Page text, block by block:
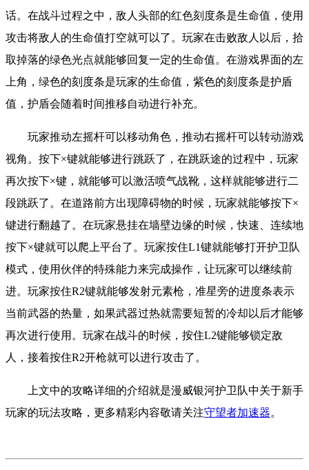
话。在战斗过程之中，敌人头部的红色刻度条是生命值，使用
攻击将敌人的生命值打空就可以了。玩家在击败敌人以后，拾
取掉落的绿色光点就能够回复一定的生命值。在游戏界面的左
上角，绿色的刻度条是玩家的生命值，紫色的刻度条是护盾
值，护盾会随着时间推移自动进行补充。
玩家推动左摇杆可以移动角色，推动右摇杆可以转动游戏
视角。按下×键就能够进行跳跃了，在跳跃途的过程中，玩家
再次按下×键，就能够可以激活喷气战靴，这样就能够进行二
段跳跃了。在道路前方出现障碍物的时候，玩家就能够按下×
键进行翻越了。在玩家悬挂在墙壁边缘的时候，快速、连续地
按下×键就可以爬上平台了。 玩家按住L1键就能够打开护卫队
模式，使用伙伴的特殊能力来完成操作，让玩家可以继续前
进。玩家按住R2键就能够发射元素枪，准星旁的进度条表示
当前武器的热量，如果武器过热就需要短暂的冷却以后才能够
再次进行使用。玩家在战斗的时候，按住L2键能够锁定敌
人，接着按住R2开枪就可以进行攻击了。
上文中的攻略详细的介绍就是漫威银河护卫队中关于新手
玩家的玩法攻略，更多精彩内容敬请关注守望者加速器。